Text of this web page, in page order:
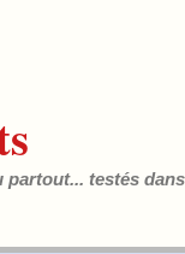
testés